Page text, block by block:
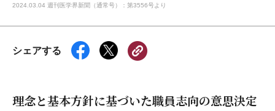
2024.03.04 週刊医学界新聞（通常号）：第3556号より
シェアする
理念と基本方針に基づいた職員志向の意思決定